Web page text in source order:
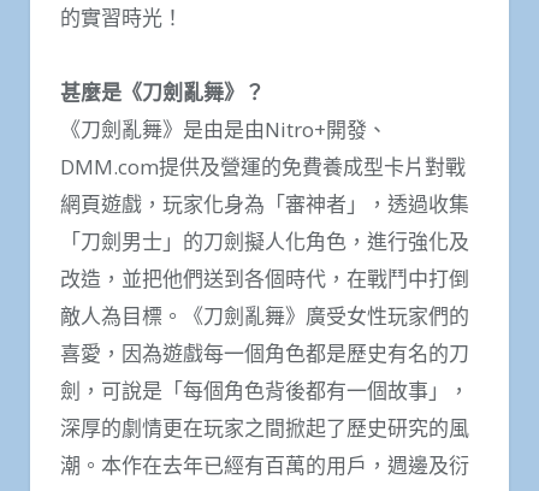
的實習時光！
甚麼是《刀劍亂舞》？
《刀劍亂舞》是由是由Nitro+開發、
DMM.com提供及營運的免費養成型卡片對戰
網頁遊戲，玩家化身為「審神者」，透過收集
「刀劍男士」的刀劍擬人化角色，進行強化及
改造，並把他們送到各個時代，在戰鬥中打倒
敵人為目標。《刀劍亂舞》廣受女性玩家們的
喜愛，因為遊戲每一個角色都是歷史有名的刀
劍，可說是「每個角色背後都有一個故事」，
深厚的劇情更在玩家之間掀起了歷史研究的風
潮。本作在去年已經有百萬的用戶，週邊及衍